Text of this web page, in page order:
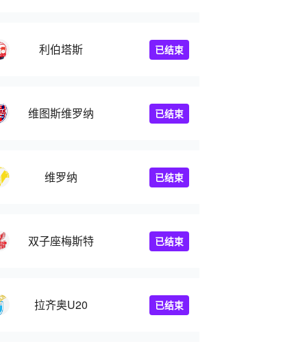
利伯塔斯 已结束
维图斯维罗纳 已结束
维罗纳 已结束
双子座梅斯特 已结束
拉齐奥U20 已结束